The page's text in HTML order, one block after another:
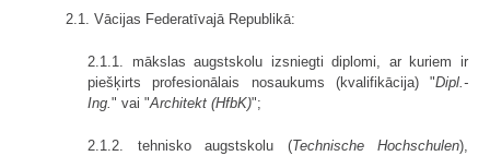
2.1. Vācijas Federatīvajā Republikā:
2.1.1. mākslas augstskolu izsniegti diplomi, ar kuriem ir
piešķirts profesionālais nosaukums (kvalifikācija) "Dipl.-
Ing. " vai "Architekt (HfbK)";
2.1.2. tehnisko augstskolu (Technische Hochschulen),